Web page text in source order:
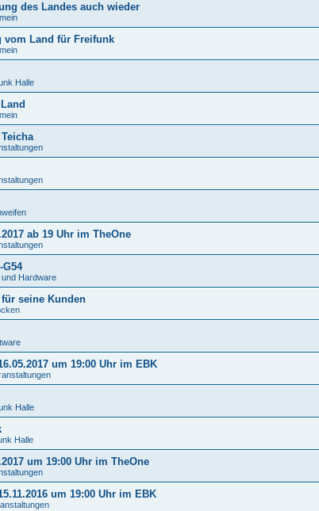
des Landes auch wieder
vom Land für Freifunk
Halle
ab 19 Uhr im TheOne
G54
und Hardware
seine Kunden
um 19:00 Uhr im EBK
Halle
Halle
um 19:00 Uhr im TheOne
um 19:00 Uhr im EBK